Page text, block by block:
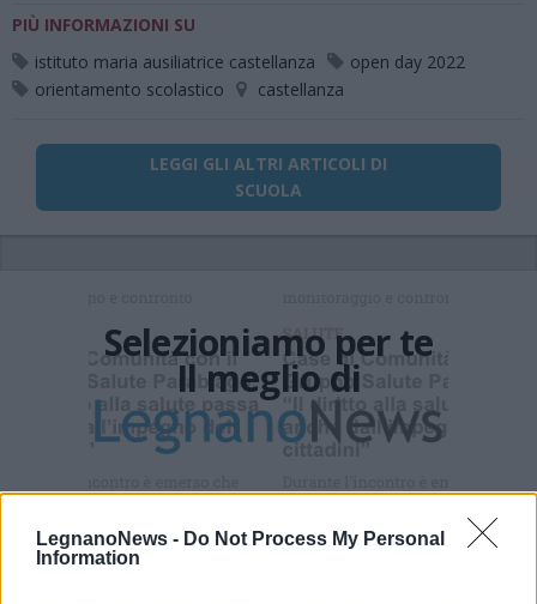
LegnanoNews - Do Not Process My Personal
Information
PIÙ INFORMAZIONI SU
istituto maria ausiliatrice castellanza
open day 2022
orientamento scolastico
castellanza
LEGGI GLI ALTRI ARTICOLI DI
SCUOLA
Selezioniamo per te
Il meglio di
Iscriviti alla
newsletter